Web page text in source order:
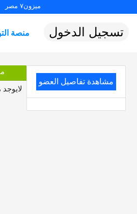
ميزون٧ مصر
منصة تسجيل الدخول
مشاهدة تفاصيل العضو